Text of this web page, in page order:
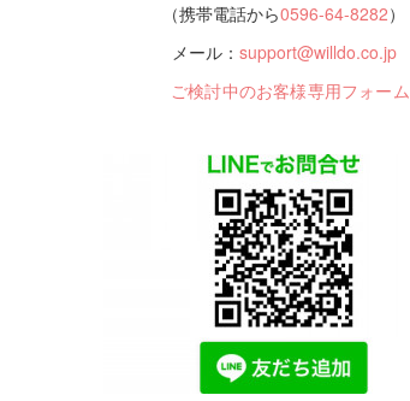
（携帯電話から0596-64-8282）
メール： support@willdo.co.jp
ご検討中のお客様専用フォーム